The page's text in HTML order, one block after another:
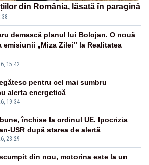
din România, lăsată în paragină
15:42
demască planul lui Bolojan. O nouă
„Miza Zilei” la Realitatea
19:34
pentru cel mai sumbru
alerta energetică
23:29
închise la ordinul UE. Ipocrizia
USR după starea de alertă
din nou, motorina este la un